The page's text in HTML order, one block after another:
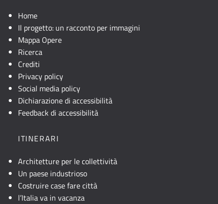
Home
Il progetto: un racconto per immagini
Mappa Opere
Ricerca
Crediti
Privacy policy
Social media policy
Dichiarazione di accessibilità
Feedback di accessibilità
ITINERARI
Architetture per le collettività
Un paese industrioso
Costruire case fare città
l’Italia va in vacanza